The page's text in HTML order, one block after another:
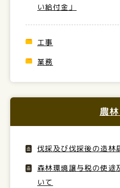
い給付金」
工事
業務
農
伐採及び伐採後の造林
森林環境譲与税の使途
いて